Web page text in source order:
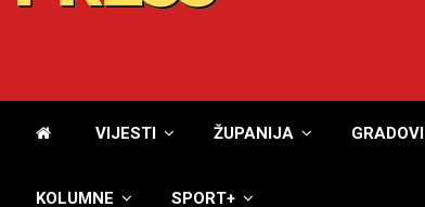
VIJESTI ŽUPANIJA GRADOVI
KOLUMNE SPORT+